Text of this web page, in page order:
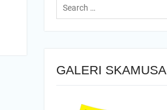
for:
GALERI SKAMUSA